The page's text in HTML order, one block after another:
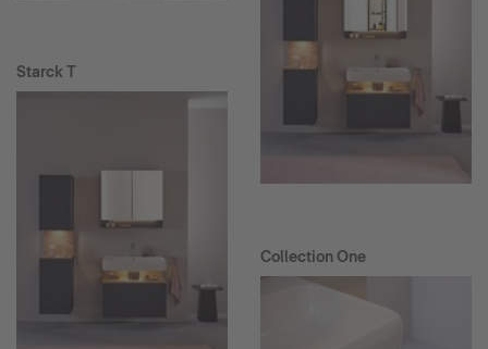
Starck T
Collection One